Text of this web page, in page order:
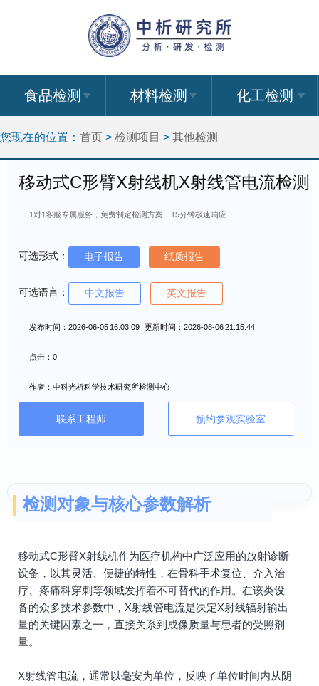
食品检测 材料检测 化工检测
您现在的位置： 首页 > 检测项目 > 其他检测
移动式C形臂X射线机X射线管电流检测
1对1客服专属服务，免费制定检测方案，15分钟极速响应
可选形式： 电子报告 纸质报告
可选语言： 中文报告 英文报告
发布时间：2026-06-05 16:03:09 更新时间：2026-08-06 21:15:44
点击：0
作者：中科光析科学技术研究所检测中心
联系工程师 预约参观实验室
检测对象与核心参数解析
移动式C形臂X射线机作为医疗机构中广泛应用的放射诊断
设备，以其灵活、便捷的特性，在骨科手术复位、介入治
疗、疼痛科穿刺等领域发挥着不可替代的作用。在该类设
备的众多技术参数中，X射线管电流是决定X射线辐射输出
量的关键因素之一，直接关系到成像质量与患者的受照剂
量。
X射线管电流，通常以毫安为单位，反映了单位时间内从阴